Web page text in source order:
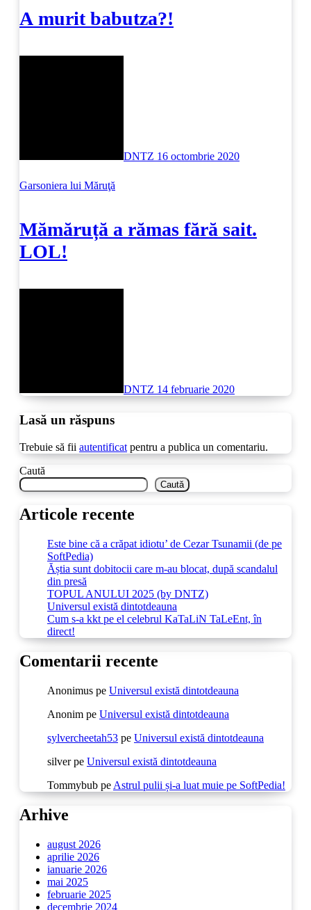
A murit babutza?!
DNTZ 16 octombrie 2020
Garsoniera lui Măruţă
Mămăruță a rămas fără sait.
LOL!
DNTZ 14 februarie 2020
Lasă un răspuns
Trebuie să fii autentificat pentru a publica un comentariu.
Caută
Caută
Articole recente
Este bine că a crăpat idiotu’ de Cezar Tsunamii (de pe
SoftPedia)
Ăștia sunt dobitocii care m-au blocat, după scandalul
din presă
TOPUL ANULUI 2025 (by DNTZ)
Universul există dintotdeauna
Cum s-a kkt pe el celebrul KaTaLiN TaLeEnt, în
direct!
Comentarii recente
Anonimus pe Universul există dintotdeauna
Anonim pe Universul există dintotdeauna
sylvercheetah53 pe Universul există dintotdeauna
silverpe Universul există dintotdeauna
Tommybub pe Astrul pulii și-a luat muie pe SoftPedia!
Arhive
august 2026
aprilie 2026
ianuarie 2026
mai 2025
februarie 2025
decembrie 2024